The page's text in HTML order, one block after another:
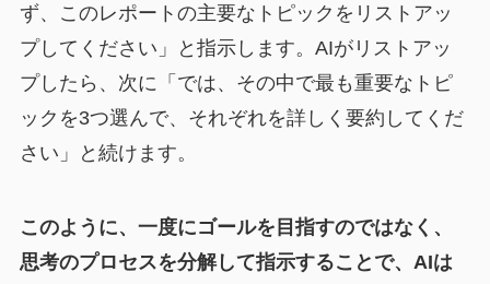
ず、このレポートの主要なトピックをリストアッ
プしてください」と指示します。AIがリストアッ
プしたら、次に「では、その中で最も重要なトピ
ックを3つ選んで、それぞれを詳しく要約してくだ
さい」と続けます。
このように、一度にゴールを目指すのではなく、
思考のプロセスを分解して指示することで、AIは